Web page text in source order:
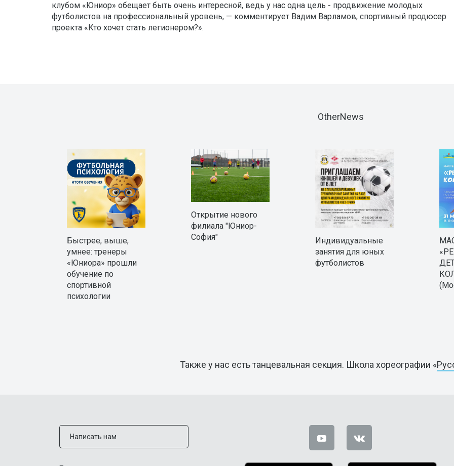
клубом «Юниор» обещает быть очень интересной, ведь у нас одна цель - продвижение молодых
футболистов на профессиональный уровень, — комментирует Вадим Варламов, спортивный продюсер
проекта «Кто хочет стать легионером?».
OtherNews
Быстрее, выше,
умнее: тренеры
«Юниора» прошли
обучение по
спортивной
психологии
Открытие нового
филиала "Юниор-
София"
Индивидуальные
занятия для юных
футболистов
Также у нас есть танцевальная секция. Школа хореографии «
Написать нам